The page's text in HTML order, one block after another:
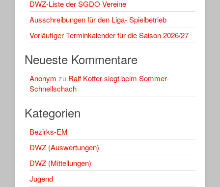
DWZ-Liste der SGDO Vereine
Ausschreibungen für den Liga- Spielbetrieb
Vorläufiger Terminkalender für die Saison 2026/27
Neueste Kommentare
Anonym zu Ralf Kotter siegt beim Sommer-
Schnellschach
Kategorien
Bezirks-EM
DWZ (Auswertungen)
DWZ (Mitteilungen)
Jugend